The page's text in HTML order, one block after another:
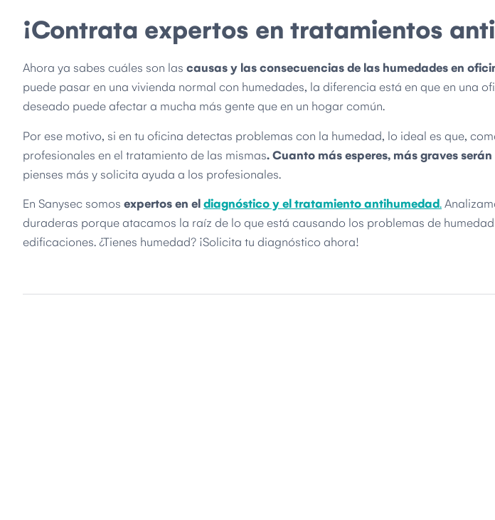
¡Contrata expertos en tratamientos
Ahora ya sabes cuáles son las causas y las consecuencias de las humedades en
puede pasar en una vivienda normal con humedades, la diferencia está en que en una
deseado puede afectar a mucha más gente que en un hogar común.
Por ese motivo, si en tu oficina detectas problemas con la humedad, lo ideal es que,
profesionales en el tratamiento de las mismas. Cuanto más esperes, más graves
pienses más y solicita ayuda a los profesionales.
En Sanysec somos expertos en el diagnóstico y el tratamiento antihumedad.
duraderas porque atacamos la raíz de lo que está causando los problemas de
edificaciones. ¿Tienes humedad? ¡Solicita tu diagnóstico ahora!